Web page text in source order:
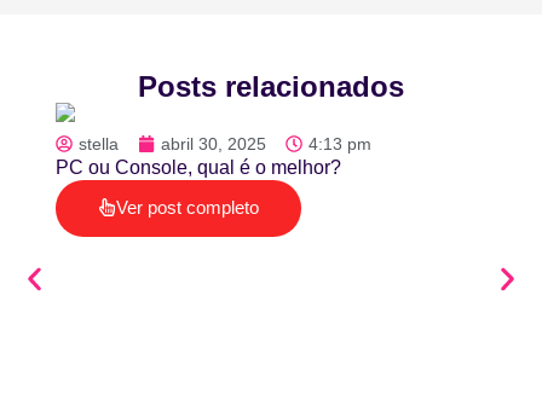
Posts relacionados
stella abril 30, 2025 4:13 pm
PC ou Console, qual é o melhor?
Ver post completo